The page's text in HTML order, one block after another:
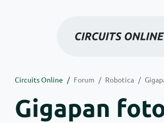
Circuits Online Forum Robotica
Gigapan